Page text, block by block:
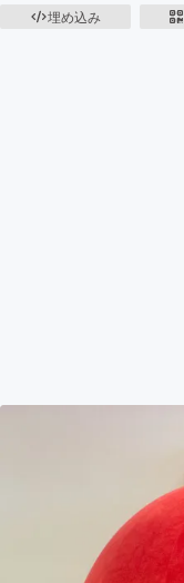
埋め込み